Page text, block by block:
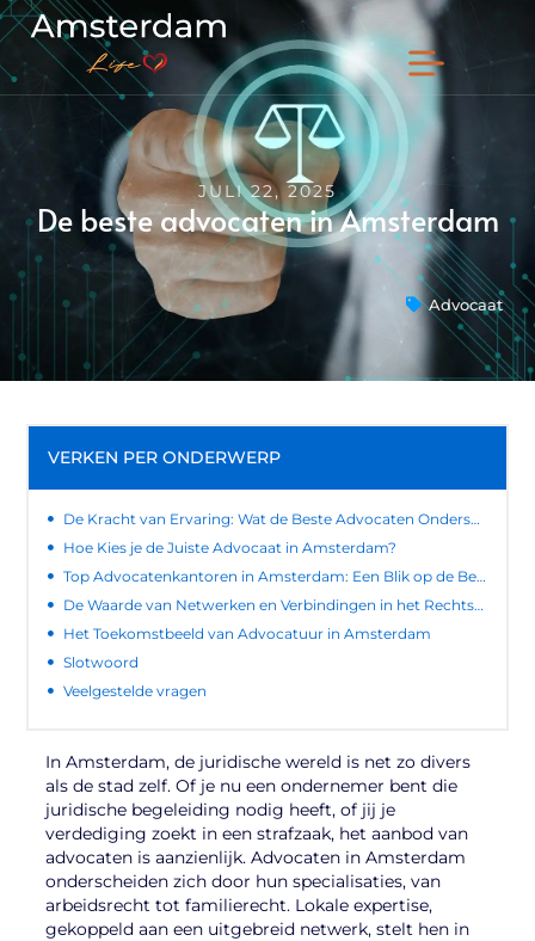
JULI 22, 2025
De beste advocaten in Amsterdam
Advocaat
In Amsterdam, de juridische wereld is net zo divers
als de stad zelf. Of je nu een ondernemer bent die
juridische begeleiding nodig heeft, of jij je
verdediging zoekt in een strafzaak, het aanbod van
advocaten is aanzienlijk. Advocaten in Amsterdam
onderscheiden zich door hun specialisaties, van
arbeidsrecht tot familierecht. Lokale expertise,
gekoppeld aan een uitgebreid netwerk, stelt hen in
VERKEN PER ONDERWERP
De Kracht van Ervaring: Wat de Beste Advocaten Onderscheidt
Hoe Kies je de Juiste Advocaat in Amsterdam?
Top Advocatenkantoren in Amsterdam: Een Blik op de Besten
De Waarde van Netwerken en Verbindingen in het Rechtsleven
Het Toekomstbeeld van Advocatuur in Amsterdam
Slotwoord
Veelgestelde vragen